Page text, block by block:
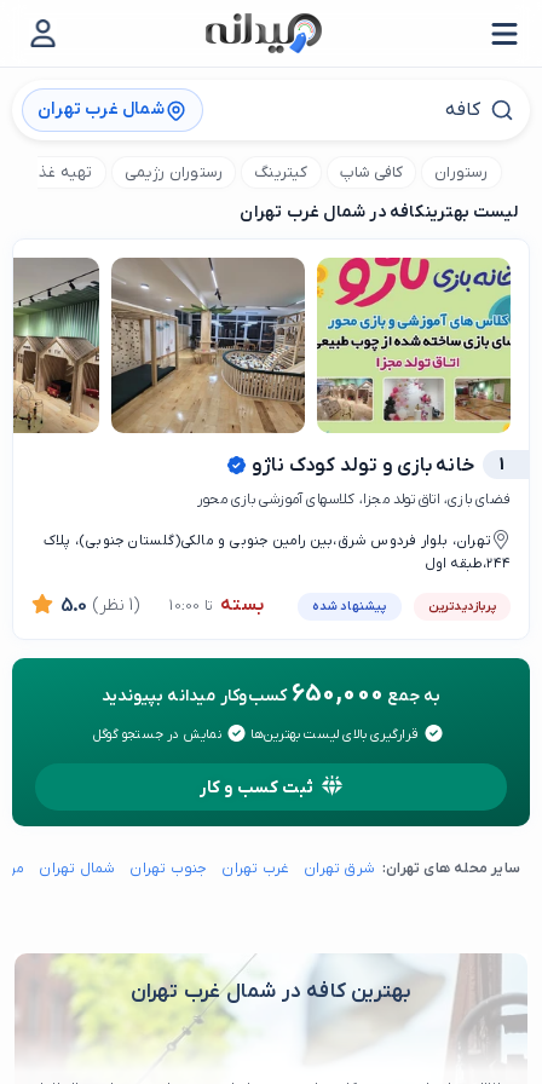
شمال غرب تهران
رستوران کافی شاپ کیترینگ رستوران رژیمی تهیه غذا
لیست بهترینکافه در شمال غرب تهران
1 خانه بازی و تولد کودک ناژو
فضای بازی، اتاق تولد مجزا، کلاسهای آموزشی بازی محور
تهران، بلوار فردوس شرق،بین رامین جنوبی و مالکی(گلستان جنوبی)، ‌پلاک
۲۴۴،طبقه اول
پربازدیدترین پیشنهاد شده بسته تا 10:00 5.0 (1 نظر)
به جمع 650,000 کسب‌وکار میدانه بپیوندید
قرارگیری بالای لیست بهترین‌ها نمایش در جستجو گوگل
ثبت کسب و کار
سایر محله های تهران: شرق تهران غرب تهران جنوب تهران شمال تهران
بهترین کافه در شمال غرب تهران